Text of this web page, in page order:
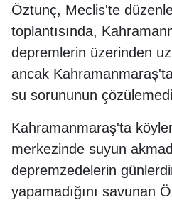
Öztunç, Meclis'te
toplantısında,
depremlerin üzerinden
ancak
su sorununun
Kahramanmaraş'ta
merkezinde suyun
depremzedelerin
yapamadığını savunan